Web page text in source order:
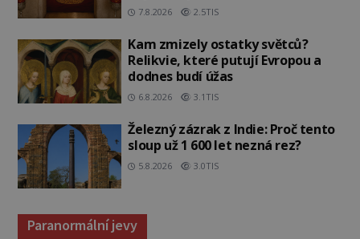
7.8.2026 2.5TIS
Kam zmizely ostatky světců?
Relikvie, které putují Evropou a
dodnes budí úžas
6.8.2026 3.1TIS
Železný zázrak z Indie: Proč tento
sloup už 1 600 let nezná rez?
5.8.2026 3.0TIS
Paranormální jevy